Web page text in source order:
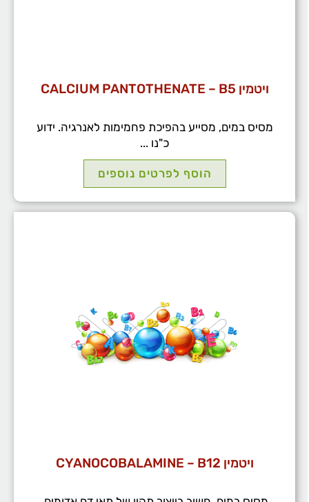
ויטמין CALCIUM PANTOTHENATE – B5
מסיס במים, מסייע בהפיכת פחמימות לאנרגיה. ידוע
כ"נו ...
הוסף לפרטים נוספים
ויטמין CYANOCOBALAMINE – B12